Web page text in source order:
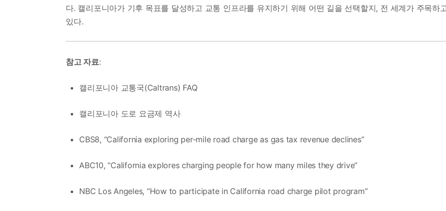
다. 캘리포니아가 기후 목표를 달성하고 교통 인프라를 유지하기 위해 어떤 길을 선택할지, 전 세계가 주목하
있다.
참고 자료:
캘리포니아 교통국(Caltrans) FAQ
캘리포니아 도로 요금제 역사
CBS8, “California exploring per-mile road charge as gas tax revenue declines”
ABC10, “California explores charging people for how many miles they drive”
NBC Los Angeles, “How to participate in California road charge pilot program”